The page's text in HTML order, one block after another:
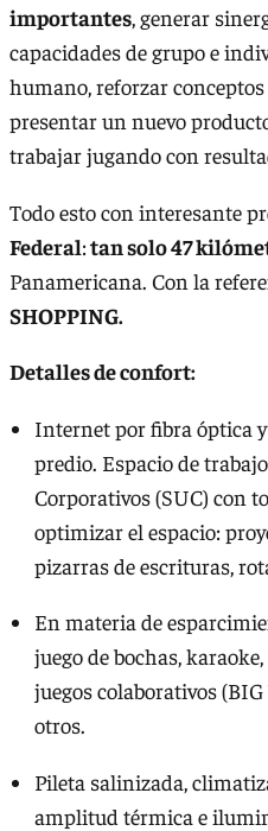
importantes, generar
capacidades de grupo e
humano, reforzar
presentar un nuevo
trabajar jugando con
Todo esto con interesante
Federal:tan solo 47
Panamericana. Con la
SHOPPING.
Detalles de confort:
Internet por fibra óptica
predio. Espacio de
Corporativos (SUC) con
optimizar el espacio:
pizarras de escrituras,
En materia de
juego de bochas,
juegos colaborativos
otros.
Pileta salinizada,
amplitud térmica e